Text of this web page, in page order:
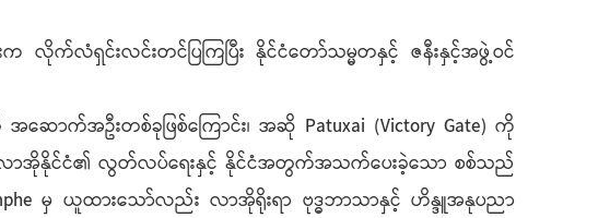
လံရှင်းလင်းတင်ပြကြပြီး နိုင်ငံတော်သမ္မတနှင့် ဇနီးနှင့်အဖွဲ့ဝင်
က်အဦးတစ်ခုဖြစ်ကြောင်း၊ အဆို Patuxai (Victory Gate) ကို
သည် လာအိုနိုင်ငံ၏ လွတ်လပ်ရေးနှင့် နိုင်ငံအတွက်အသက်ပေးခဲ့သော စစ်သည်
မှ ယူထားသော်လည်း လာအိုရိုးရာ ဗုဒ္ဓဘာသာနှင့် ဟိန္ဒူအနုပညာ